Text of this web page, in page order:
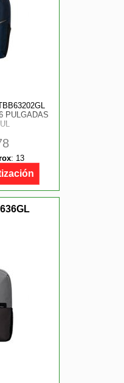
PULGADAS
: 13